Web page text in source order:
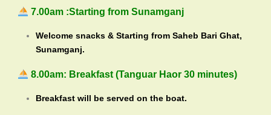
7.00am :Starting from Sunamganj
Welcome snacks & Starting from Saheb Bari Ghat,
Sunamganj.
8.00am: Breakfast (Tanguar Haor 30 minutes)
Breakfast will be served on the boat.